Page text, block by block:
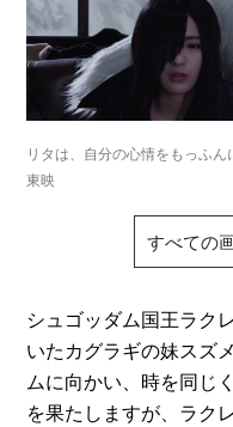
リタは、自分の心情をもっふ
東映
すべての
シュゴッダム国王ラク
いたカグラギの妹スズ
ムに向かい、時を同じ
を果たしますが、ラク